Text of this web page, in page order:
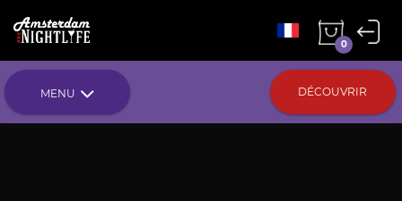
0
MENU DÉCOUVRIR